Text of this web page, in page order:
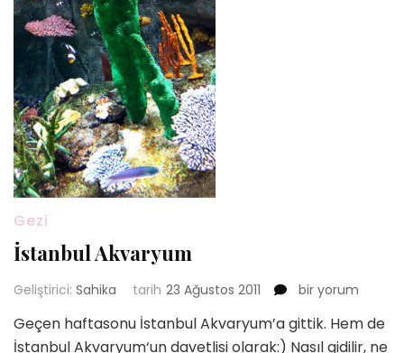
Gezi
İstanbul Akvaryum
Geliştirici: Sahika tarih 23 Ağustos 2011
İstanbul
için
bir yorum
Geçen haftasonu İstanbul Akvaryum’a gittik. Hem de
İstanbul Akvaryum‘un davetlisi olarak:) Nasıl gidilir, ne